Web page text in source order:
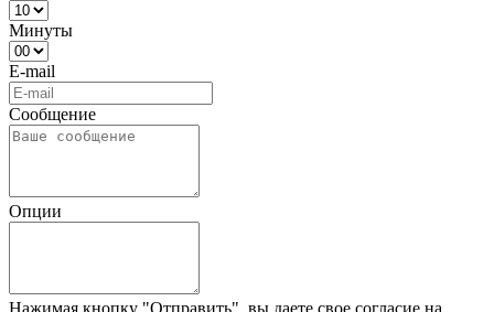
Минуты
E-mail
Сообщение
Опции
Нажимая кнопку "Отправить", вы даете свое согласие на